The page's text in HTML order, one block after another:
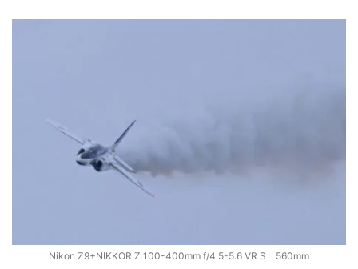
Nikon Z9+NIKKOR Z 100-400mm f/4.5-5.6 VR S 560mm